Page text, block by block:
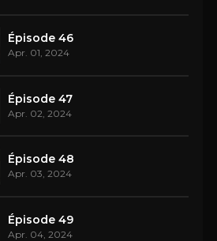
Épisode 46
Apr. 01, 2024
Épisode 47
Apr. 02, 2024
Épisode 48
Apr. 03, 2024
Épisode 49
Apr. 04, 2024